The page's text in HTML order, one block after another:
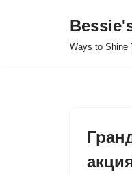
Ways to Shine